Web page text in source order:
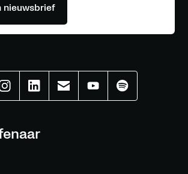
nieuwsbrief
EffenaarEffenaarEffenaarEffenaarEffenaar